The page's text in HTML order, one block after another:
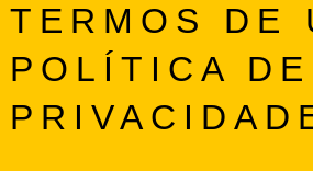
TERMOS DE
POLÍTICA DE